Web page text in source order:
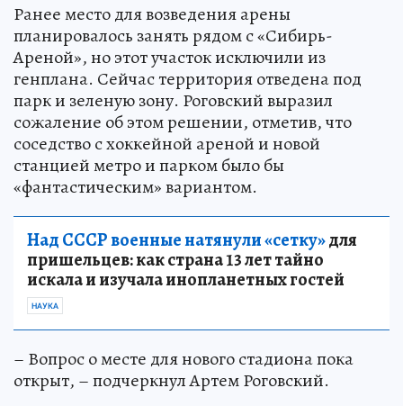
Ранее место для возведения арены
планировалось занять рядом с «Сибирь-
Ареной», но этот участок исключили из
генплана. Сейчас территория отведена под
парк и зеленую зону. Роговский выразил
сожаление об этом решении, отметив, что
соседство с хоккейной ареной и новой
станцией метро и парком было бы
«фантастическим» вариантом.
Над СССР военные натянули «сетку»для
пришельцев: как страна 13 лет тайно
искала и изучала инопланетных гостей
НАУКА
– Вопрос о месте для нового стадиона пока
открыт, – подчеркнул Артем Роговский.